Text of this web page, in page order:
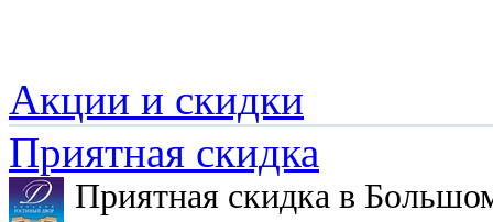
Акции и скидки
Приятная скидка
Приятная скидка в